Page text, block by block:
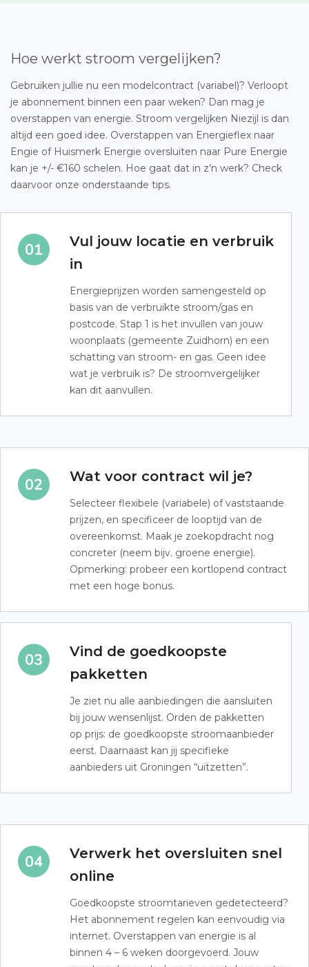
Hoe werkt stroom vergelijken?
Gebruiken jullie nu een modelcontract (variabel)? Verloopt
je abonnement binnen een paar weken? Dan mag je
overstappen van energie. Stroom vergelijken Niezijl is dan
altijd een goed idee. Overstappen van Energieflex naar
Engie of Huismerk Energie oversluiten naar Pure Energie
kan je +/- €160 schelen. Hoe gaat dat in z’n werk? Check
daarvoor onze onderstaande tips.
Vul jouw locatie en verbruik
in
Energieprijzen worden samengesteld op
basis van de verbruikte stroom/gas en
postcode. Stap 1 is het invullen van jouw
woonplaats (gemeente Zuidhorn) en een
schatting van stroom- en gas. Geen idee
wat je verbruik is? De stroomvergelijker
kan dit aanvullen.
Wat voor contract wil je?
Selecteer flexibele (variabele) of vaststaande
prijzen, en specificeer de looptijd van de
overeenkomst. Maak je zoekopdracht nog
concreter (neem bijv. groene energie).
Opmerking: probeer een kortlopend contract
met een hoge bonus.
Vind de goedkoopste
pakketten
Je ziet nu alle aanbiedingen die aansluiten
bij jouw wensenlijst. Orden de pakketten
op prijs: de goedkoopste stroomaanbieder
eerst. Daarnaast kan jij specifieke
aanbieders uit Groningen “uitzetten”.
Verwerk het oversluiten snel
online
Goedkoopste stroomtarieven gedetecteerd?
Het abonnement regelen kan eenvoudig via
internet. Overstappen van energie is al
binnen 4 – 6 weken doorgevoerd. Jouw